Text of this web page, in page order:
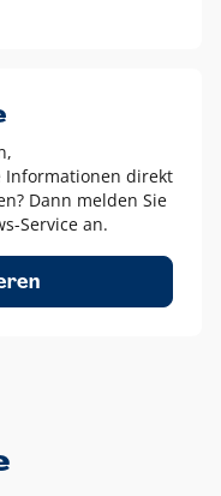
in Ausnahmefällen
Weiß-Umsetzungen
von jeweils einer
Richtungen
Informationen direkt
Dann melden Sie
Service an.